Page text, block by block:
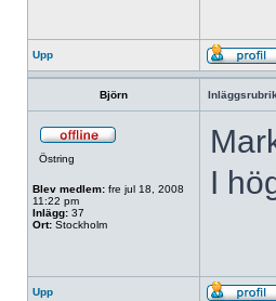
Upp
Björn
Östring
Blev medlem: fre jul 18, 2008
11:22 pm
Inlägg: 37
Ort: Stockholm
I
Upp